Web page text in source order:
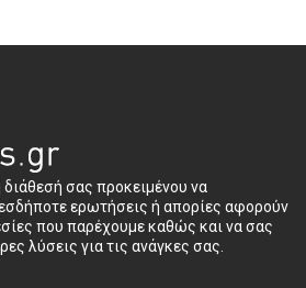
σας προκειμένου να
ερωτήσεις ή απορίες αφορούν
που παρέχουμε καθώς και να σας
λύσεις για τις ανάγκες σας.